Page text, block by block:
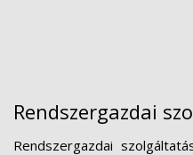
Rendszergazdai
Rendszergazdai